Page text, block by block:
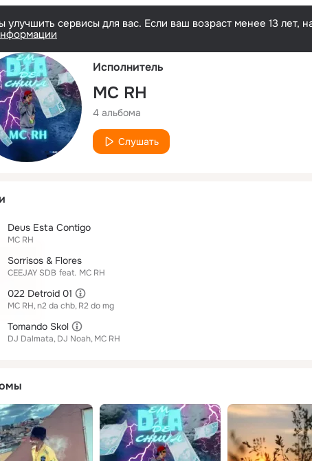
сервисы для вас. Если ваш возраст менее 13 лет,
Исполнитель
MC RH
4 альбома
Слушать
Deus Esta Contigo
MC RH
Sorrisos & Flores
CEEJAY SDB feat. MC RH
022 Detroid 01
MC RH n2 da chb R2 do mg
Tomando Skol
DJ Dalmata DJ Noah MC RH